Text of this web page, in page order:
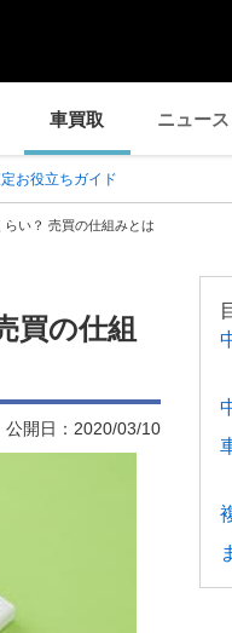
車買取 ニュース
お役立ちガイド
い？ 売買の仕組みとは
買の仕組
公開日： 2020/03/10